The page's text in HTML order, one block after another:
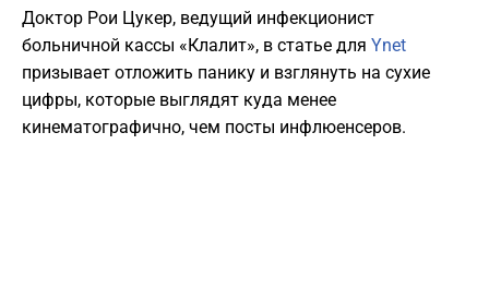
Доктор Рои Цукер, ведущий инфекционист
больничной кассы «Клалит», в статье для Ynet
призывает отложить панику и взглянуть на сухие
цифры, которые выглядят куда менее
кинематографично, чем посты инфлюенсеров.